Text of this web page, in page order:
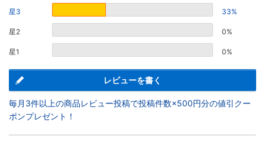
星3 33%
星2 0%
星1 0%
レビューを書く
毎月3件以上の商品レビュー投稿で投稿件数×500円分の値引クー
ポンプレゼント！